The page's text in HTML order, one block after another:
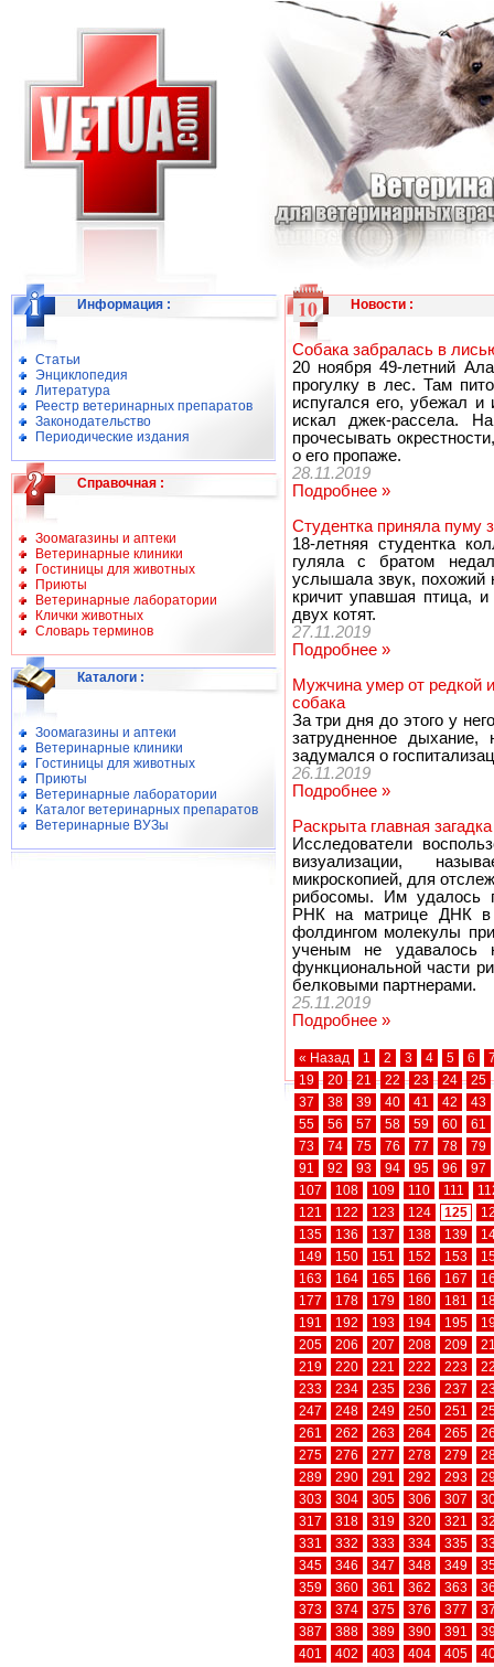
Информация :
Статьи
Энциклопедия
Литература
Реестр ветеринарных препаратов
Законодательство
Периодические издания
Справочная :
Зоомагазины и аптеки
Ветеринарные клиники
Гостиницы для животных
Приюты
Ветеринарные лаборатории
Клички животных
Словарь терминов
Каталоги :
Зоомагазины и аптеки
Ветеринарные клиники
Гостиницы для животных
Приюты
Ветеринарные лаборатории
Каталог ветеринарных препаратов
Ветеринарные ВУЗы
Новости:
Собака забралась в
20 ноября 49-летний
прогулку в лес. Там
испугался его, убежал
искал джек-рассела.
прочесывать
о его пропаже.
28.11.2019
Подробнее »
Студентка приняла пуму
18-летняя студентка
гуляла с братом
услышала звук, похожий
кричит упавшая птица,
двух котят.
27.11.2019
Подробнее »
Мужчина умер от редкой
собака
За три дня до этого у
затрудненное
задумался о
26.11.2019
Подробнее »
Раскрыта главная
Исследователи
визуализации,
микроскопией, для
рибосомы. Им удалось
РНК на матрице ДНК в
фолдингом молекулы
ученым не удавалось
функциональной части
белковыми партнерами.
25.11.2019
Подробнее »
« Назад 1 2 3 4 5 6
19
20 21 22 23 24
25
37
38 39 40 41 42
43
55
56 57 58 59 60
61
73
74 75 76 77 78
79
91
92 93 94 95 96
97
107
108 109 110 111
121
122 123 124 125
135
136 137 138 139
149
150 151 152 153
163
164 165 166 167
177
178 179 180 181
191
192 193 194 195
205
206 207 208 209
219
220 221 222 223
233
234 235 236 237
247
248 249 250 251
261
262 263 264 265
275
276 277 278 279
289
290 291 292 293
303
304 305 306 307
317
318 319 320 321
331
332 333 334 335
345
346 347 348 349
359
360 361 362 363
373
374 375 376 377
387
388 389 390 391
401
402 403 404 405